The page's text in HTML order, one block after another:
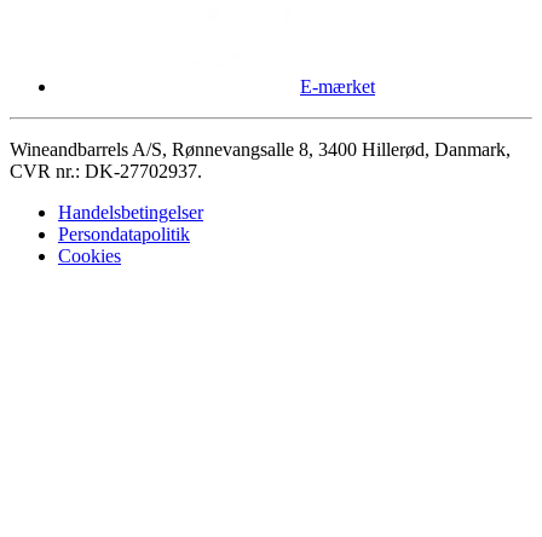
E-mærket
Wineandbarrels A/S, Rønnevangsalle 8, 3400 Hillerød, Danmark,
CVR nr.: DK-27702937.
Handelsbetingelser
Persondatapolitik
Cookies